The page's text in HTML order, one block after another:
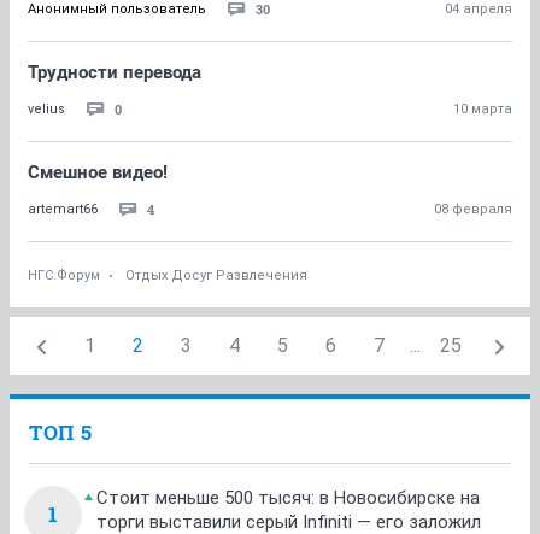
Анонимный пользователь 30 04 апреля
Трудности перевода
velius 0 10 марта
Смешное видео!
artemart66 4 08 февраля
НГС.Форум Отдых Досуг Развлечения
1 2 3 4 5 6 7 ... 25
ТОП 5
1
Стоит меньше 500 тысяч: в Новосибирске на
торги выставили серый Infiniti — его заложил